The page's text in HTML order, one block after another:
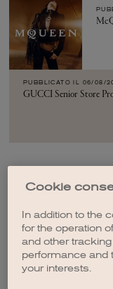
PUBBLICATO IL 06/08/
GUCCI Senior Store
Cookie
In addition to the
for the operation
and other
performance and
your interests.